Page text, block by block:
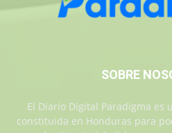
SOBRE
El Diario Digital Paradigma es
constituida en Honduras para